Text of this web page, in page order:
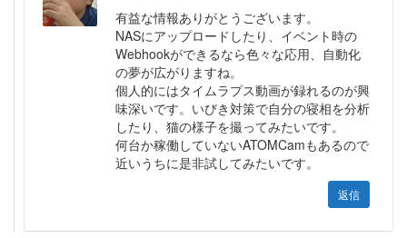
有益な情報ありがとうございます。
NASにアップロードしたり、イベント時の
Webhookができるなら色々な応用、自動化
の夢が広がりますね。
個人的にはタイムラプス動画が録れるのが興
味深いです。いびき対策で自分の寝相を分析
したり、猫の様子を撮ってみたいです。
何台か稼働していないATOMCamもあるので
近いうちに是非試してみたいです。
返信